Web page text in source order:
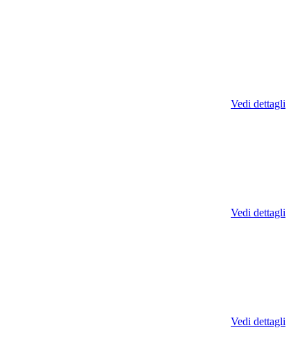
Vedi dettagli
Vedi dettagli
Vedi dettagli